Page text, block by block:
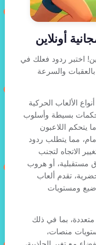
أونلاين
اختبر ردود فعلك في
والسرعة
الألعاب الحركية
تحكمات بسيطة وأسلوب
يتحكم اللاعبون
مما يتطلب ردود
الاتجاه لتجنب
مستقبلية، أو هروب
تقدم ألعاب
ومستويات
متعددة، بما في ذلك
منصات،